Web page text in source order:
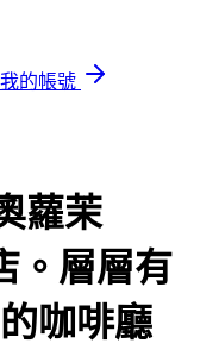
我的帳號
蘿茉
。層層有
咖啡廳